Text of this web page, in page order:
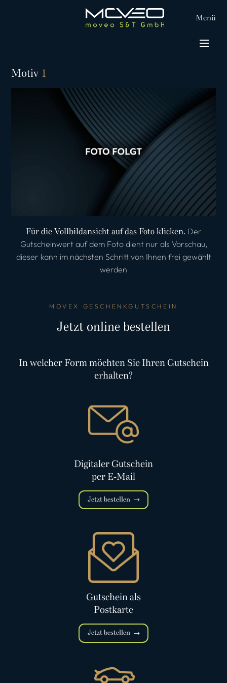
Menü
Motiv 1
Für die Vollbildansicht auf das Foto klicken. Der
Gutscheinwert auf dem Foto dient nur als Vorschau,
dieser kann im nächsten Schritt von Ihnen frei gewählt
werden
MOVEX GESCHENKGUTSCHEIN
Jetzt online bestellen
In welcher Form möchten Sie Ihren Gutschein
erhalten?
Digitaler Gutschein
per E-Mail
Jetzt bestellen
Gutschein als
Postkarte
Jetzt bestellen